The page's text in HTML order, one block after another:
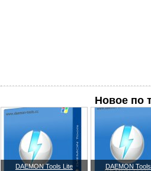
Новое по
DAEMON Tools Lite
DAEMON